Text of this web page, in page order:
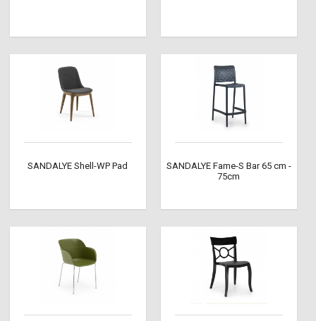
SANDALYE Shell-WP Pad
SANDALYE Fame-S Bar 65 cm -
75cm